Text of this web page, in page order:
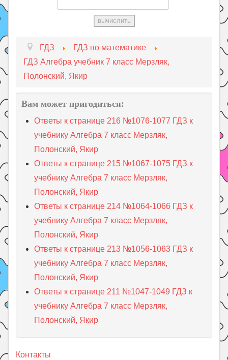
ГДЗ
ГДЗ по математике
ГДЗ Алгебра учебник 7 класс Мерзляк,
Полонский, Якир
Вам может пригодиться:
Ответы к странице 216 №1076-1077 ГДЗ к
учебнику Алгебра 7 класс Мерзляк,
Полонский, Якир
Ответы к странице 215 №1067-1075 ГДЗ к
учебнику Алгебра 7 класс Мерзляк,
Полонский, Якир
Ответы к странице 214 №1064-1066 ГДЗ к
учебнику Алгебра 7 класс Мерзляк,
Полонский, Якир
Ответы к странице 213 №1056-1063 ГДЗ к
учебнику Алгебра 7 класс Мерзляк,
Полонский, Якир
Ответы к странице 211 №1047-1049 ГДЗ к
учебнику Алгебра 7 класс Мерзляк,
Полонский, Якир
Контакты